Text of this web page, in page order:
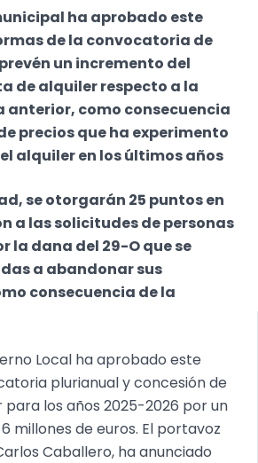
ha aprobado este
de la convocatoria de
un incremento del
de alquiler respecto a la
como consecuencia
precios que ha experimento
alquiler en los últimos años
se otorgarán 25 puntos en
a las solicitudes de personas
la dana del 29-O que se
a abandonar sus
consecuencia de la
Local ha aprobado este
plurianual y concesión de
para los años 2025-2026 por un
millones de euros. El portavoz
Caballero, ha anunciado